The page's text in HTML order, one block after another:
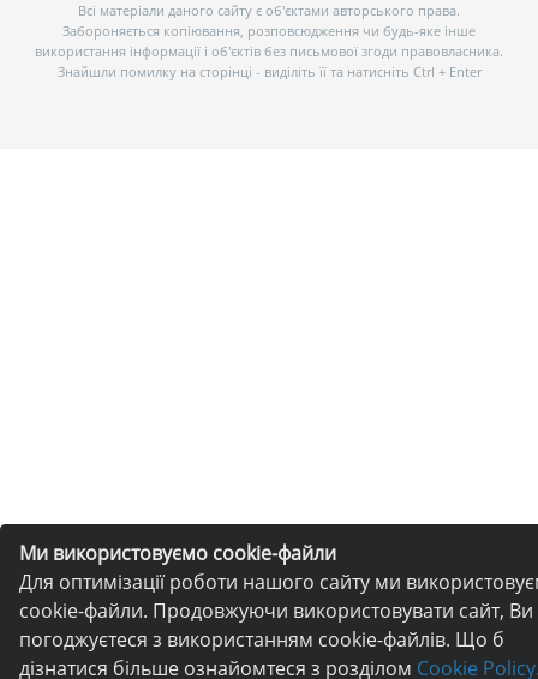
Ми використовуємо cookie-файли
Для оптимізації роботи нашого сайту ми
cookie-файли. Продовжуючи використовувати сайт, Ви
погоджуєтеся з використанням cookie-файлів. Що б
дізнатися більше ознайомтеся з розділом Cookie
Всі матеріали даного сайту є об’єктами авторського права.
Забороняється копіювання, розповсюдження чи будь-яке інше
використання інформації і об’єктів без письмової згоди правовласника.
Знайшли помилку на сторінці - виділіть її та натисніть Ctrl + Enter